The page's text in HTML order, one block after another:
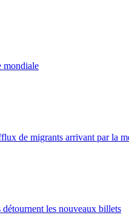
mondiale
de migrants arrivant par la
détournent les nouveaux billets